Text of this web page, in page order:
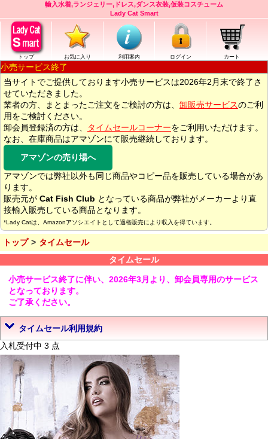
輸入水着,ランジェリー,ドレス,ダンス衣装,仮装コスチューム
Lady Cat Smart
トップ お気に入り 利用案内 ログイン カート
小売サービス終了
当サイトでご提供しております小売サービスは2026年2月末で終了さ
せていただきました。
業者の方、まとまったご注文をご検討の方は、 卸販売サービスのご利
用をご検討ください。
卸会員登録済の方は、
タイムセールコーナーをご利用いただけます。
なお、在庫商品はアマゾンにて販売継続しております。
アマゾンの売り場へ
アマゾンでは弊社以外も同じ商品やコピー品を販売している場合があ
ります。
販売元が Cat Fish Club となっている商品が弊社がメーカーより直
接輸入販売している商品となります。
*Lady Catは、Amazonアソシエイトとして適格販売により収入を得ています。
トップ
タイムセール
タイムセール
小売サービス終了に伴い、2026年3月より、卸会員専用のサービス
となっております。
ご了承ください。
タイムセール利用規約
入札受付中 3 点